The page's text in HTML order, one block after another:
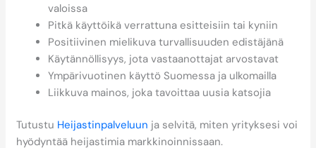
valoissa
Pitkä käyttöikä verrattuna esitteisiin tai kyniin
Positiivinen mielikuva turvallisuuden edistäjänä
Käytännöllisyys, jota vastaanottajat arvostavat
Ympärivuotinen käyttö Suomessa ja ulkomailla
Liikkuva mainos, joka tavoittaa uusia katsojia
Tutustu Heijastinpalveluun ja selvitä, miten yrityksesi voi
hyödyntää heijastimia markkinoinnissaan.